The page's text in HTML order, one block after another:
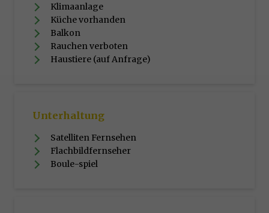
Klimaanlage
Küche vorhanden
Balkon
Rauchen verboten
Haustiere (auf Anfrage)
Unterhaltung
Satelliten Fernsehen
Flachbildfernseher
Boule-spiel